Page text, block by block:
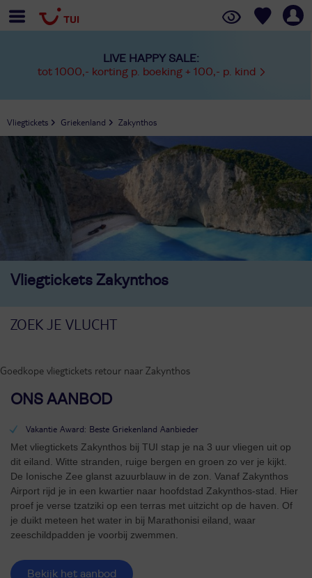
LIVE HAPPY SALE:
tot 1000,- korting p. boeking + 100,- p. kind
Vliegtickets Griekenland Zakynthos
Vliegtickets Zakynthos
Goedkope vliegtickets retour naar Zakynthos
ONS AANBOD
Vakantie Award: Beste Griekenland Aanbieder
Met vliegtickets Zakynthos bij TUI stap je na 3 uur vliegen uit op
dit eiland. Witte stranden, ruige bergen en groen zo ver je kijkt.
De Ionische Zee glanst azuurblauw in de zon. Vanaf Zakynthos
Airport rijd je in een kwartier naar hoofdstad Zakynthos-stad. Hier
proef je verse tzatziki op een terras met uitzicht op de haven. Of
je duikt meteen het water in bij Marathonisi eiland, waar
zeeschildpadden je voorbij zwemmen.
Bekijk het aanbod